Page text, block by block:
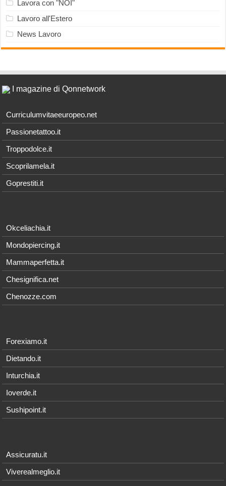
Lavora con "NOI"
Lavoro all'Estero
News Lavoro
I magazine di Qonnetwork
Curriculumvitaeeuropeo.net
Passionetattoo.it
Troppodolce.it
Scoprilamela.it
Goprestiti.it
Okceliachia.it
Mondopiercing.it
Mammaperfetta.it
Chesignifica.net
Chenozze.com
Forexiamo.it
Dietando.it
Inturchia.it
Ioverde.it
Sushipoint.it
Assicuratu.it
Viverealmeglio.it